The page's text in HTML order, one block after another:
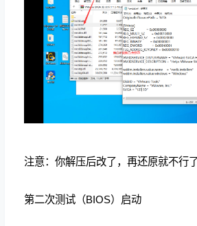
注意：你解压后改了，再还原就不行了
第二次测试（BIOS）启动